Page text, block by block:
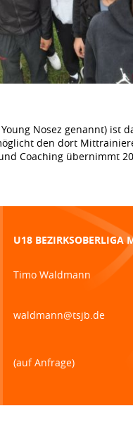
Nosez genannt) ist
den dort
Coaching übernimmt
U18 BEZIRKSOBERLIGA
Timo Waldmann
waldmann@tsjb.de
(auf Anfrage)